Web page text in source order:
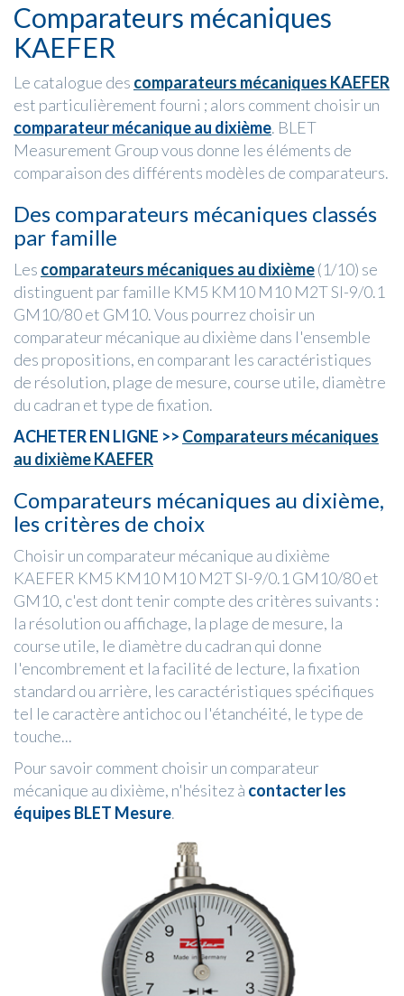
Comparateurs mécaniques
KAEFER
Le catalogue des comparateurs mécaniques KAEFER
est particulièrement fourni ; alors comment choisir un
comparateur mécanique au dixième. BLET
Measurement Group vous donne les éléments de
comparaison des différents modèles de comparateurs.
Des comparateurs mécaniques classés
par famille
Les comparateurs mécaniques au dixième(1/10) se
distinguent par famille KM5 KM10 M10 M2T SI-9/0.1
GM10/80 et GM10. Vous pourrez choisir un
comparateur mécanique au dixième dans l'ensemble
des propositions, en comparant les caractéristiques
de résolution, plage de mesure, course utile, diamètre
du cadran et type de fixation.
ACHETER EN LIGNE >> Comparateurs mécaniques
au dixième KAEFER
Comparateurs mécaniques au dixième,
les critères de choix
Choisir un comparateur mécanique au dixième
KAEFER KM5 KM10 M10 M2T SI-9/0.1 GM10/80 et
GM10, c'est dont tenir compte des critères suivants :
la résolution ou affichage, la plage de mesure, la
course utile, le diamètre du cadran qui donne
l'encombrement et la facilité de lecture, la fixation
standard ou arrière, les caractéristiques spécifiques
tel le caractère antichoc ou l'étanchéité, le type de
touche...
Pour savoir comment choisir un comparateur
mécanique au dixième, n'hésitez à contacter les
équipes BLET Mesure.